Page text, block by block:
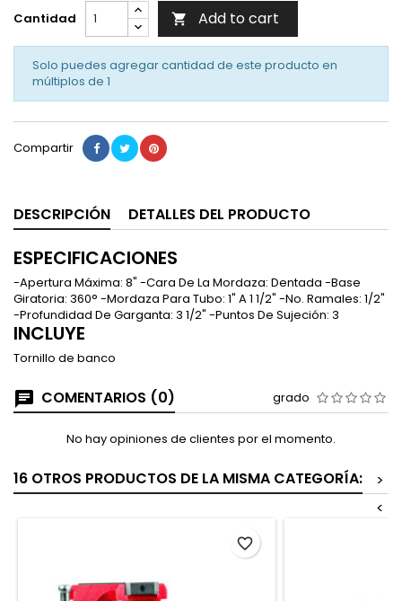
Cantidad  Add to cart
Solo puedes agregar cantidad de este producto en
múltiplos de 1
Compartir
DESCRIPCIÓN DETALLES DEL PRODUCTO
ESPECIFICACIONES
-Apertura Máxima: 8" -Cara De La Mordaza: Dentada -Base
Giratoria: 360° -Mordaza Para Tubo: 1" A 1 1/2" -No. Ramales: 1/2"
-Profundidad De Garganta: 3 1/2" -Puntos De Sujeción: 3
INCLUYE
Tornillo de banco
COMENTARIOS (0) grado
No hay opiniones de clientes por el momento.
16 OTROS PRODUCTOS DE LA MISMA CATEGORÍA:
>
<
favorite_border